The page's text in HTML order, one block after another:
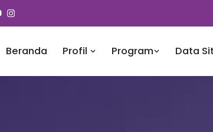
Beranda Profil Program Data